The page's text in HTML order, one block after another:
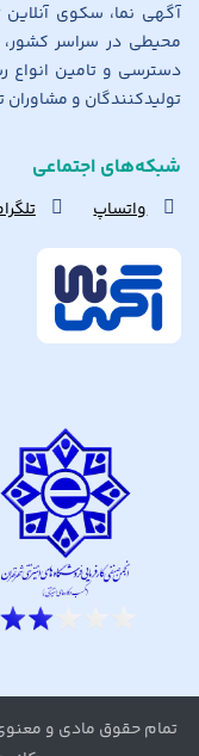
آگهی نما، سکوی
محیطی در سراسر کشور،
دسترسی و تامین انواع
تولیدکنندگان و مشاوران
شبکه‌های اجتماعی
واتساپ
تمام حقوق مادی و